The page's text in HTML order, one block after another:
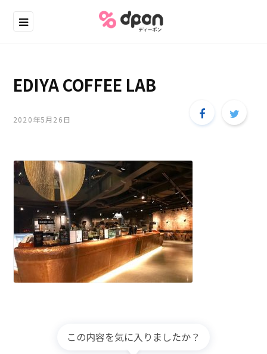
EDIYA COFFEE LAB
2020年5月26日
この内容を気に入りましたか？